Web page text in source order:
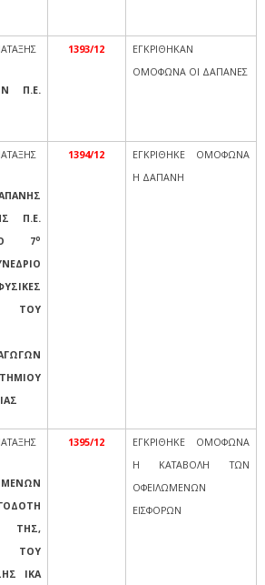
Π.Ε.
1393/12
ΕΓΚΡΙΘΗΚΑΝ
ΟΜΟΦΩΝΑ ΟΙ ΔΑΠΑΝΕΣ
Π.Ε.
7ο
ΤΟΥ
1394/12
ΕΓΚΡΙΘΗΚΕ ΟΜΟΦΩΝΑ
Η ΔΑΠΑΝΗ
ΤΗΣ,
ΤΟΥ
ΙΚΑ
1395/12
ΕΓΚΡΙΘΗΚΕ ΟΜΟΦΩΝΑ
Η ΚΑΤΑΒΟΛΗ ΤΩΝ
ΟΦΕΙΛΩΜΕΝΩΝ
ΕΙΣΦΟΡΩΝ